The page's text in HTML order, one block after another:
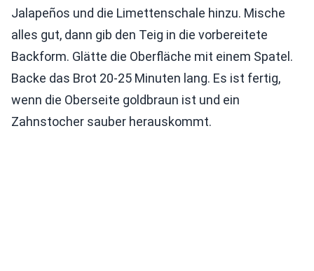
Jalapeños und die Limettenschale hinzu. Mische
alles gut, dann gib den Teig in die vorbereitete
Backform. Glätte die Oberfläche mit einem Spatel.
Backe das Brot 20-25 Minuten lang. Es ist fertig,
wenn die Oberseite goldbraun ist und ein
Zahnstocher sauber herauskommt.